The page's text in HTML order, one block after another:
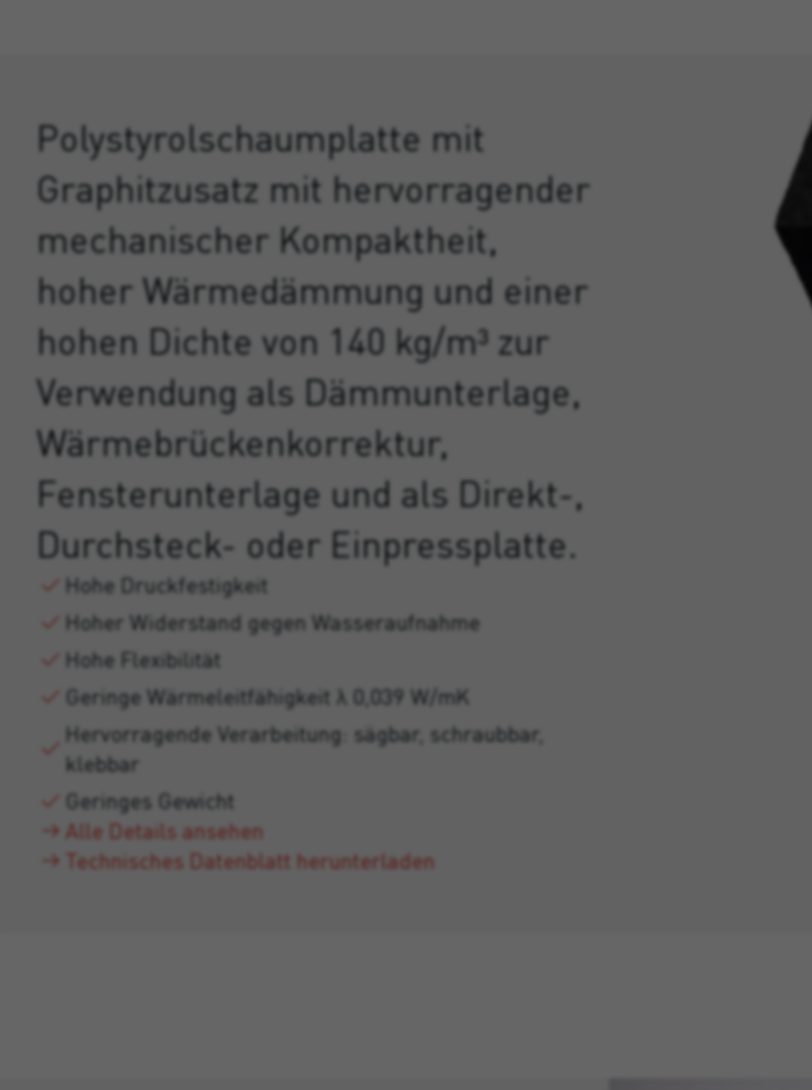
Polystyrolschaumplatte mit
Graphitzusatz mit hervorragender
mechanischer Kompaktheit,
hoher Wärmedämmung und einer
hohen Dichte von 140 kg/m³ zur
Verwendung als Dämmunterlage,
Wärmebrückenkorrektur,
Fensterunterlage und als Direkt-,
Durchsteck- oder Einpressplatte.
Hohe Druckfestigkeit
Hoher Widerstand gegen Wasseraufnahme
Hohe Flexibilität
Geringe Wärmeleitfähigkeit λ 0,039 W/mK
Hervorragende Verarbeitung: sägbar, schraubbar,
klebbar
Geringes Gewicht
Alle Details ansehen
Technisches Datenblatt herunterladen